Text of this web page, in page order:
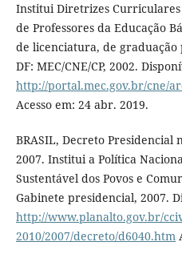
Institui Diretrizes Curriculares
de Professores da Educação
de licenciatura, de graduação
DF: MEC/CNE/CP, 2002.
http://portal.mec.gov.br/cne/
Acesso em: 24 abr. 2019.
BRASIL, Decreto Presidencial
2007. Institui a Política
Sustentável dos Povos e
Gabinete presidencial, 2007.
http://www.planalto.gov.br/
2010/2007/decreto/d6040.htm